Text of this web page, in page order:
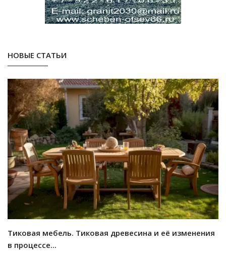
НОВЫЕ СТАТЬИ
Тиковая мебель. Тиковая древесина и её изменения
в процессе...